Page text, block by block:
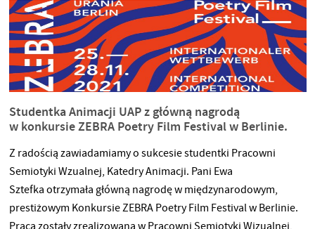
z pracownikami UMP i partnerami zewnętrznymi na rzecz
optymalizacji procesu edukacyjnego realizowanego metodami
zdalnymi przez UMP,
Studentka Animacji UAP z główną nagrodą
w konkursie ZEBRA Poetry Film Festival w Berlinie.
Z radością zawiadamiamy o sukcesie studentki Pracowni
Semiotyki Wzualnej, Katedry Animacji. Pani Ewa
Sztefka otrzymała główną nagrodę w międzynarodowym,
prestiżowym Konkursie ZEBRA Poetry Film Festival w Berlinie.